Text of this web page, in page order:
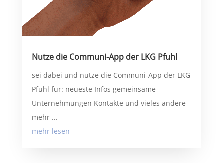
Nutze die Communi-App der LKG Pfuhl
sei dabei und nutze die Communi-App der LKG
Pfuhl für: neueste Infos gemeinsame
Unternehmungen Kontakte und vieles andere
mehr ...
mehr lesen